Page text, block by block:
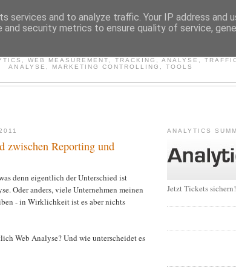
ANALYTICS INSIDE
WEB MEASUREMENT, TRACKING, ANALYSE,
ANALYSE, MARKETING CONTROLLING, TOOLS
zwischen Reporting und
denn eigentlich der Unterschied ist
Oder anders, viele Unternehmen meinen
- in Wirklichkeit ist es aber nichts
Web Analyse? Und wie unterscheidet es
ANALYTICS
Jetzt Tickets sichern!
services and to analyze traffic. Your IP address and
security metrics to ensure quality of service,